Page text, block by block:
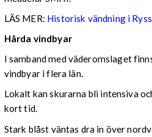
LÄS MER: Historisk vändning i
Hårda vindbyar
I samband med väderomslaget
vindbyar i flera län.
Lokalt kan skurarna bli intensiva
kort tid.
Stark blåst väntas dra in över